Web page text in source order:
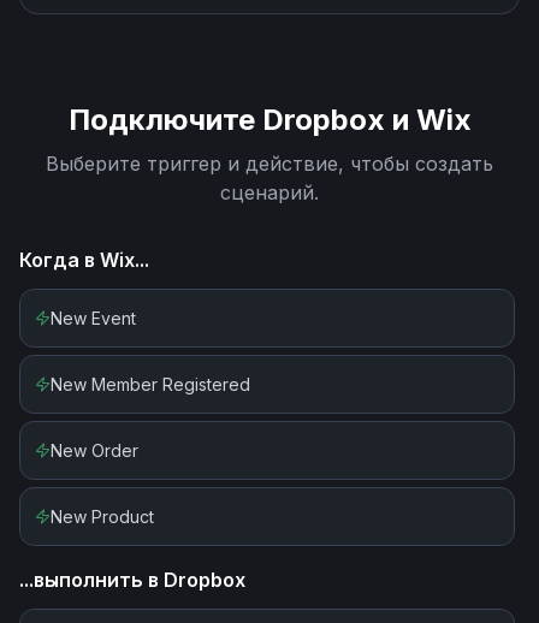
Подключите Dropbox и Wix
Выберите триггер и действие, чтобы создать
сценарий.
Когда в Wix...
New Event
New Member Registered
New Order
New Product
...выполнить в Dropbox